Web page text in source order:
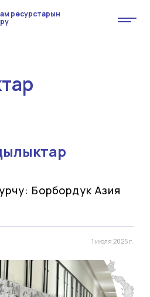
ресурстарын
Борбордук Азия
1 июля 2025 г.